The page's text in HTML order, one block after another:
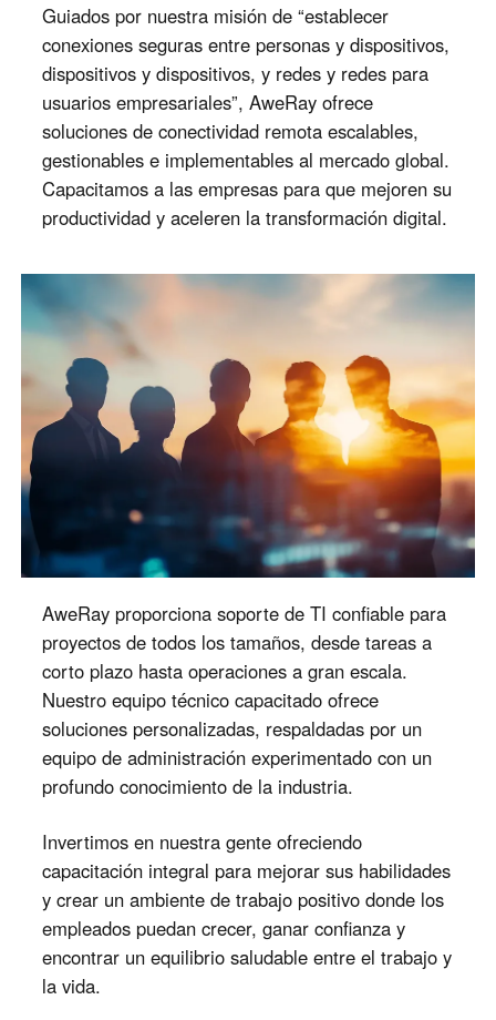
South America
Colombia
Español
Perú
Español
Argentina
Español
Venezuela
Español
Australia
English
New Zealand
English
Other Countries and Regions
Other Regions
English
AI-translated page. Original content available in English.
Guiados por nuestra misión de “establecer
conexiones seguras entre personas y dispositivos,
dispositivos y dispositivos, y redes y redes para
usuarios empresariales”, AweRay ofrece
soluciones de conectividad remota escalables,
gestionables e implementables al mercado global.
Capacitamos a las empresas para que mejoren su
productividad y aceleren la transformación digital.
AweRay proporciona soporte de TI confiable para
proyectos de todos los tamaños, desde tareas a
corto plazo hasta operaciones a gran escala.
Nuestro equipo técnico capacitado ofrece
soluciones personalizadas, respaldadas por un
equipo de administración experimentado con un
profundo conocimiento de la industria.
Invertimos en nuestra gente ofreciendo
capacitación integral para mejorar sus habilidades
y crear un ambiente de trabajo positivo donde los
empleados puedan crecer, ganar confianza y
encontrar un equilibrio saludable entre el trabajo y
la vida.